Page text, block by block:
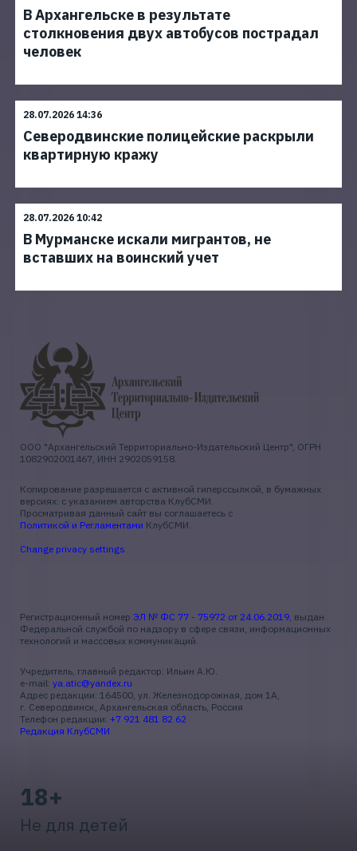
В Архангельске в результате
столкновения двух автобусов пострадал
человек
28.07.2026 14:36
Северодвинские полицейские раскрыли
квартирную кражу
28.07.2026 10:42
В Мурманске искали мигрантов, не
вставших на воинский учет
ООО "Архангельский Территориально-Издательский Центр", ОГРН
1082902001467, ИНН 2902059158.
Копирование разрешается с активной гиперссылкой, в бумажных
версиях: с указанием авторства КлубСМИ.
Просматривая данный сайт вы соглашаетесь с
Политикой и Регламентами КлубСМИ.
Change privacy settings
Регистрационный номер ЭЛ № ФС 77 - 75972 от 24.06.2019, выдан
Федеральной службой по надзору в сфере связи, информационных
технологий и массовых коммуникаций.
Учредитель, главный редактор: Ильин А.Ю.
e-mail: ya.atic@yandex.ru
Адрес редакции: 164500, ул. Железнодорожная, дом 1А,
г. Северодвинск, Архангельская область, Россия
Телефон редакции: +7 921 481 82 62
Редакция КлубСМИ
18+
Не для детей